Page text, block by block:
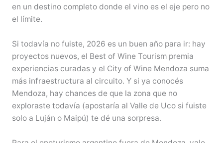
en un destino completo donde el vino es el eje pero no
el límite.
Si todavía no fuiste, 2026 es un buen año para ir: hay
proyectos nuevos, el Best of Wine Tourism premia
experiencias curadas y el City of Wine Mendoza suma
más infraestructura al circuito. Y si ya conocés
Mendoza, hay chances de que la zona que no
exploraste todavía (apostaría al Valle de Uco si fuiste
solo a Luján o Maipú) te dé una sorpresa.